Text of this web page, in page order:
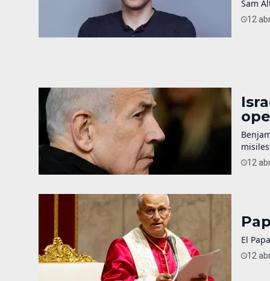
Sam
12
12
El
12